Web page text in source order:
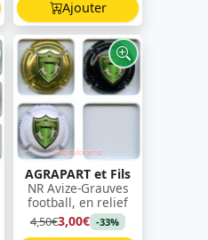
Ajouter
AGRAPART et Fils
NR Avize-Grauves
football, en relief
4,50€3,00€ -33%